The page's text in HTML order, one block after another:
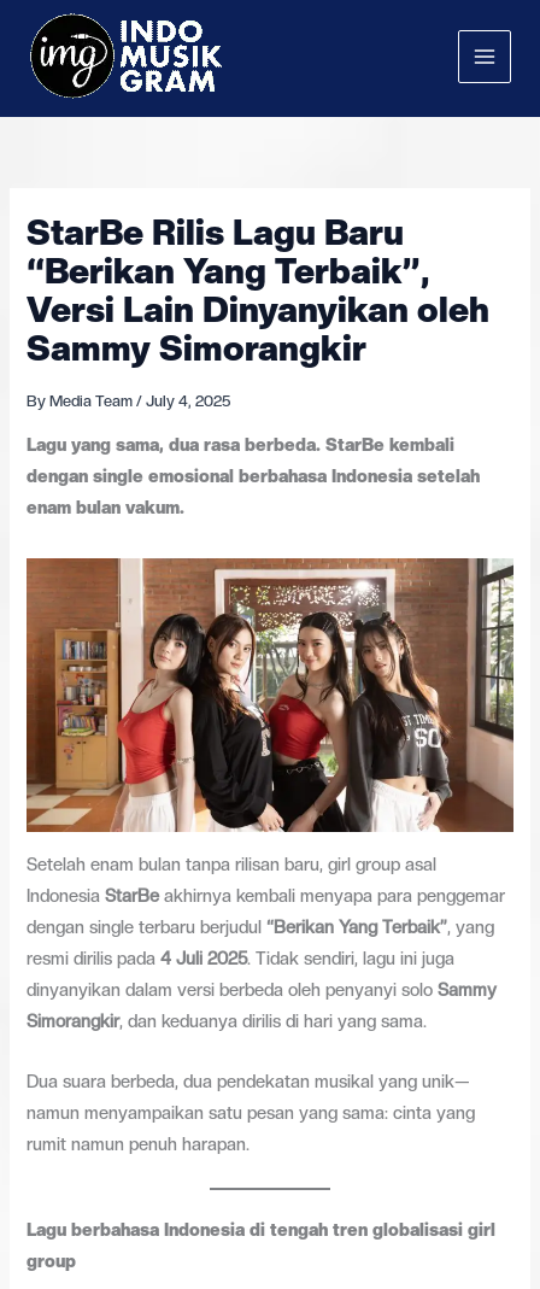
content
StarBe Rilis Lagu Baru
“Berikan Yang Terbaik”,
Versi Lain Dinyanyikan oleh
Sammy Simorangkir
ByMedia Team/July 4, 2025
Lagu yang sama, dua rasa berbeda. StarBe kembali
dengan single emosional berbahasa Indonesia setelah
enam bulan vakum.
Setelah enam bulan tanpa rilisan baru, girl group asal
IndonesiaStarBeakhirnya kembali menyapa para penggemar
dengan single terbaru berjudul “Berikan Yang Terbaik”, yang
resmi dirilis pada4 Juli 2025. Tidak sendiri, lagu ini juga
dinyanyikan dalam versi berbeda oleh penyanyi soloSammy
Simorangkir, dan keduanya dirilis di hari yang sama.
Dua suara berbeda, dua pendekatan musikal yang unik—
namun menyampaikan satu pesan yang sama: cinta yang
rumit namun penuh harapan.
Lagu berbahasa Indonesia di tengah tren globalisasi girl
group